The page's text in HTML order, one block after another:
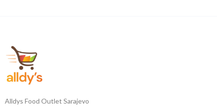
Alldys Food Outlet Sarajevo